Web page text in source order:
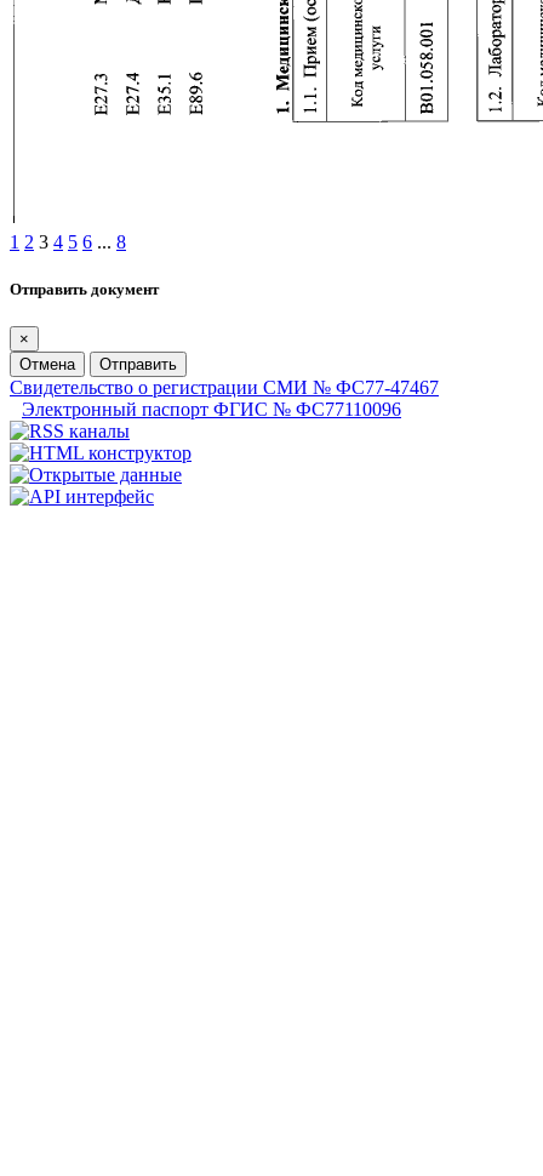
1 2 3 4 5 6 ... 8
Отправить документ
×
Отмена
Отправить
Свидетельство о регистрации СМИ № ФС77-47467
Электронный паспорт ФГИС № ФС77110096